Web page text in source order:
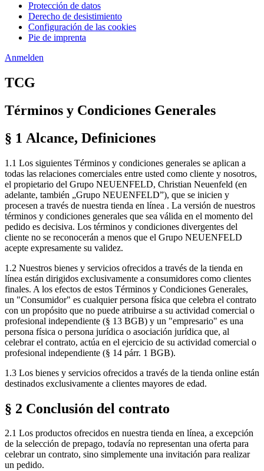
Protección de datos
Derecho de desistimiento
Configuración de las cookies
Pie de imprenta
Anmelden
TCG
Términos y Condiciones Generales
§ 1 Alcance, Definiciones
1.1 Los siguientes Términos y condiciones generales se aplican a
todas las relaciones comerciales entre usted como cliente y nosotros,
el propietario del Grupo NEUENFELD, Christian Neuenfeld (en
adelante, también „Grupo NEUENFELD”), que se inicien y
procesen a través de nuestra tienda en línea . La versión de nuestros
términos y condiciones generales que sea válida en el momento del
pedido es decisiva. Los términos y condiciones divergentes del
cliente no se reconocerán a menos que el Grupo NEUENFELD
acepte expresamente su validez.
1.2 Nuestros bienes y servicios ofrecidos a través de la tienda en
línea están dirigidos exclusivamente a consumidores como clientes
finales. A los efectos de estos Términos y Condiciones Generales,
un "Consumidor" es cualquier persona física que celebra el contrato
con un propósito que no puede atribuirse a su actividad comercial o
profesional independiente (§ 13 BGB) y un "empresario" es una
persona física o persona jurídica o asociación jurídica que, al
celebrar el contrato, actúa en el ejercicio de su actividad comercial o
profesional independiente (§ 14 párr. 1 BGB).
1.3 Los bienes y servicios ofrecidos a través de la tienda online están
destinados exclusivamente a clientes mayores de edad.
§ 2 Conclusión del contrato
2.1 Los productos ofrecidos en nuestra tienda en línea, a excepción
de la selección de prepago, todavía no representan una oferta para
celebrar un contrato, sino simplemente una invitación para realizar
un pedido.